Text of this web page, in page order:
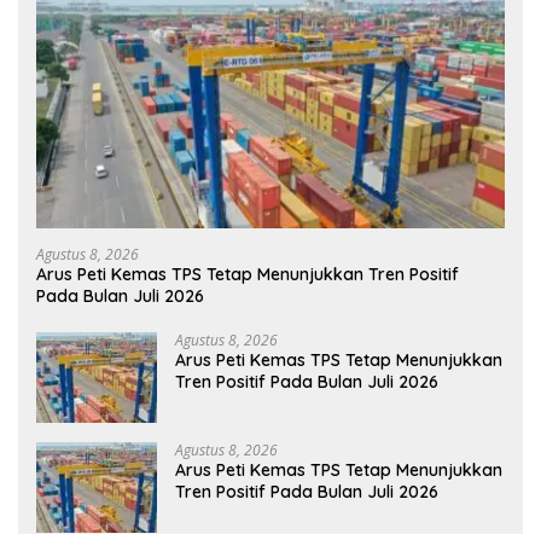
Agustus 8, 2026
Arus Peti Kemas TPS Tetap Menunjukkan Tren Positif
Pada Bulan Juli 2026
Agustus 8, 2026
Arus Peti Kemas TPS Tetap Menunjukkan
Tren Positif Pada Bulan Juli 2026
Agustus 8, 2026
Arus Peti Kemas TPS Tetap Menunjukkan
Tren Positif Pada Bulan Juli 2026